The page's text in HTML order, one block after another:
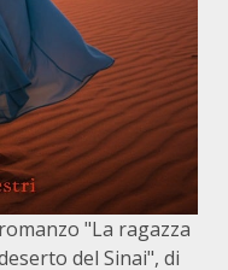
"La ragazza
del Sinai", di